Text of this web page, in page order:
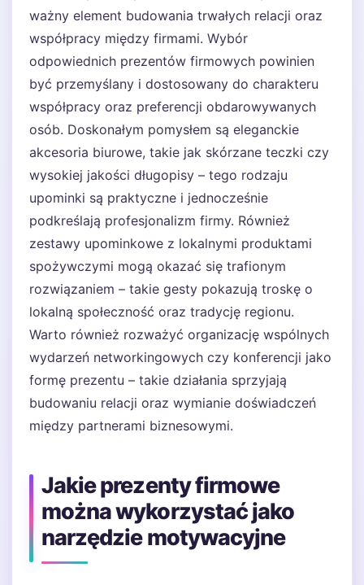
ważny element budowania trwałych relacji oraz
współpracy między firmami. Wybór
odpowiednich prezentów firmowych powinien
być przemyślany i dostosowany do charakteru
współpracy oraz preferencji obdarowywanych
osób. Doskonałym pomysłem są eleganckie
akcesoria biurowe, takie jak skórzane teczki czy
wysokiej jakości długopisy – tego rodzaju
upominki są praktyczne i jednocześnie
podkreślają profesjonalizm firmy. Również
zestawy upominkowe z lokalnymi produktami
spożywczymi mogą okazać się trafionym
rozwiązaniem – takie gesty pokazują troskę o
lokalną społeczność oraz tradycję regionu.
Warto również rozważyć organizację wspólnych
wydarzeń networkingowych czy konferencji jako
formę prezentu – takie działania sprzyjają
budowaniu relacji oraz wymianie doświadczeń
między partnerami biznesowymi.
Jakie prezenty firmowe
można wykorzystać jako
narzędzie motywacyjne